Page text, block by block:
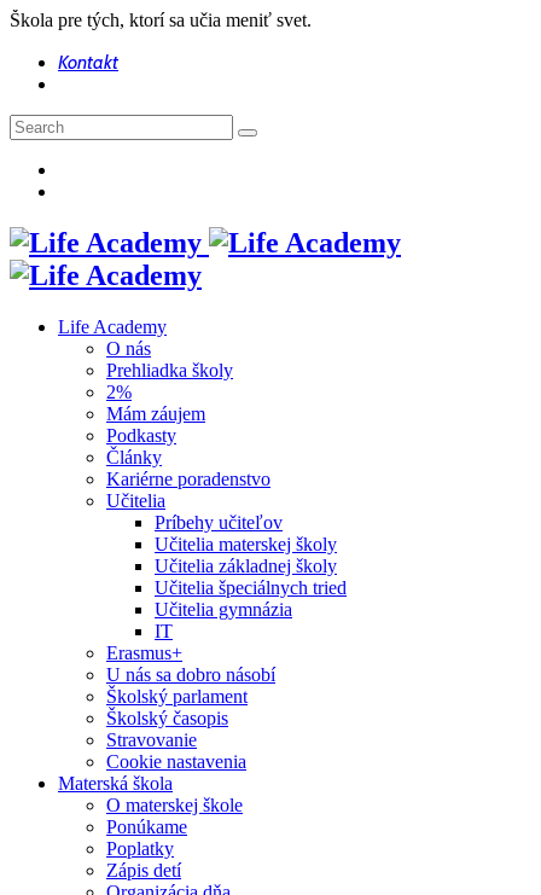
Škola pre tých, ktorí sa učia meniť svet.
Kontakt
Life Academy
O nás
Prehliadka školy
2%
Mám záujem
Podkasty
Články
Kariérne poradenstvo
Učitelia
Príbehy učiteľov
Učitelia materskej školy
Učitelia základnej školy
Učitelia špeciálnych tried
Učitelia gymnázia
IT
Erasmus+
U nás sa dobro násobí
Školský parlament
Školský časopis
Stravovanie
Cookie nastavenia
Materská škola
O materskej škole
Ponúkame
Poplatky
Zápis detí